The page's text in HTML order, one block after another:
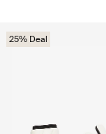
25% Deal